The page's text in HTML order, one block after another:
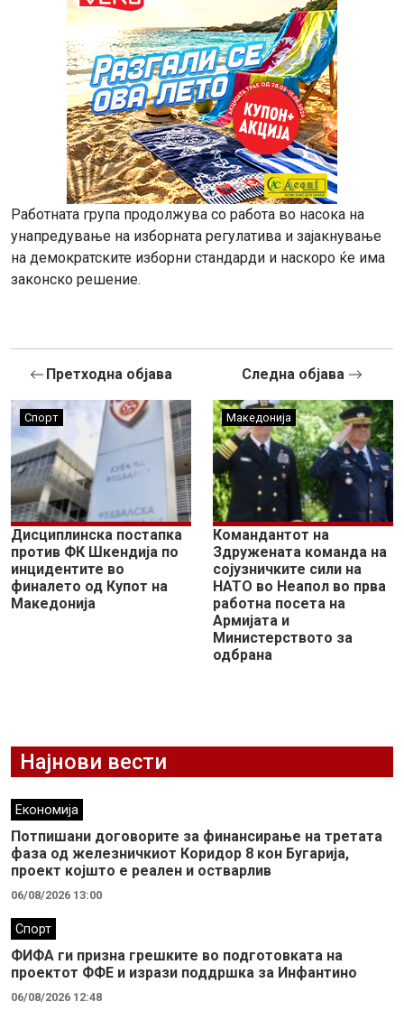
Работната група продолжува со работа во насока на
унапредување на изборната регулатива и зајакнување
на демократските изборни стандарди и наскоро ќе има
законско решение.
Претходна објава
Спорт
Дисциплинска постапка
против ФК Шкендија по
инцидентите во
финалето од Купот на
Македонија
Следна објава
Македонија
Командантот на
Здружената команда на
сојузничките сили на
НАТО во Неапол во прва
работна посета на
Армијата и
Министерството за
одбрана
Најнови вести
Економија
Потпишани договорите за финансирање на третата
фаза од железничкиот Коридор 8 кон Бугарија,
проект којшто е реален и остварлив
06/08/2026 13:00
Спорт
ФИФА ги призна грешките во подготовката на
проектот ФФЕ и изрази поддршка за Инфантино
06/08/2026 12:48